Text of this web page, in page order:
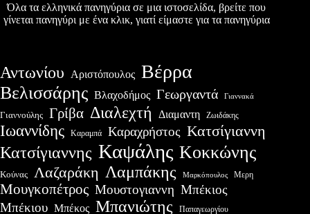
Όλα τα ελληνικά πανηγύρια σε μια ιστοσελίδα, βρείτε που
γίνεται πανηγύρι με ένα κλικ, γιατί είμαστε για τα πανηγύρια
Αντωνίου Αριστόπουλος Βέρρα
Βελισσάρης Βλαχοδήμος Γεωργαντά Γιαννακά
Γιαννούλης Γρίβα Διαλεχτή Διαμαντη Ζωιδάκης
Ιωαννίδης Καραμπά Καραχρήστος Κατσίγιαννη
Κατσίγιαννης Καψάλης Κοκκώνης
Κούνας Λαζαράκη Λαμπάκης Μαρκόπουλος Μερη
Μουγκοπέτρος Μουστογιαννη Μπέκιος
Μπέκιου Μπέκος Μπανιώτης Παπαγεωργίου